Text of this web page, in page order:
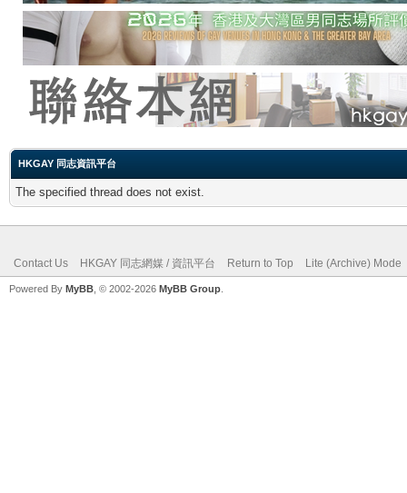
HKGAY 同志資訊平台
The specified thread does not exist.
Contact Us HKGAY 同志網媒 / 資訊平台 Return to Top Lite (Archive) Mode
Powered By MyBB , © 2002-2026 MyBB Group